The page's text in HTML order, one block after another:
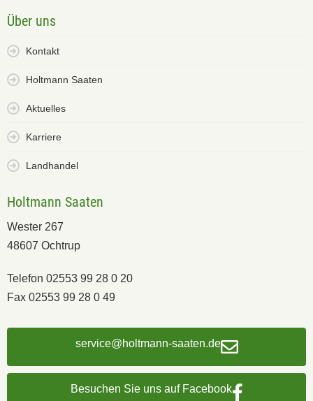
Über uns
Kontakt
Holtmann Saaten
Aktuelles
Karriere
Landhandel
Holtmann Saaten
Wester 267
48607 Ochtrup
Telefon 02553 99 28 0 20
Fax 02553 99 28 0 49
service@holtmann-saaten.de
Besuchen Sie uns auf Facebook